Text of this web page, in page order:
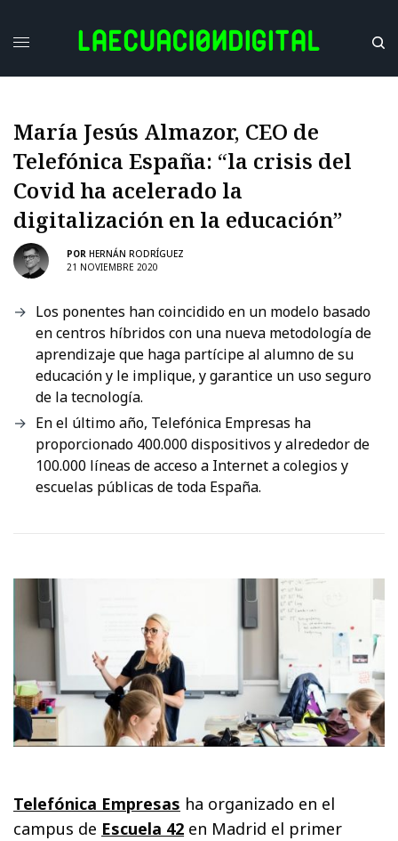
María Jesús Almazor, CEO de
Telefónica España: “la crisis del
Covid ha acelerado la
digitalización en la educación”
POR HERNÁN RODRÍGUEZ
21 NOVIEMBRE 2020
Los ponentes han coincidido en un modelo basado
en centros híbridos con una nueva metodología de
aprendizaje que haga partícipe al alumno de su
educación y le implique, y garantice un uso seguro
de la tecnología.
En el último año, Telefónica Empresas ha
proporcionado 400.000 dispositivos y alrededor de
100.000 líneas de acceso a Internet a colegios y
escuelas públicas de toda España.
Telefónica Empresas ha organizado en el
campus de Escuela 42 en Madrid el primer